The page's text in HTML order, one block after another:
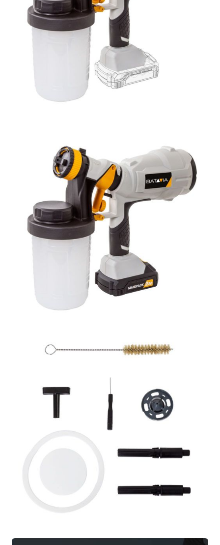
1x Handbuch
1x Garantieschein